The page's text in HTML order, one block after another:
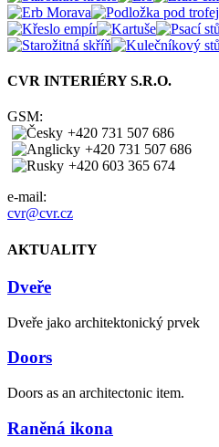
CVR INTERIÉRY S.R.O.
GSM:
+420 731 507 686
+420 731 507 686
+420 603 365 674
e-mail:
cvr@cvr.cz
AKTUALITY
Dveře
Dveře jako architektonický prvek
Doors
Doors as an architectonic item.
Raněná ikona